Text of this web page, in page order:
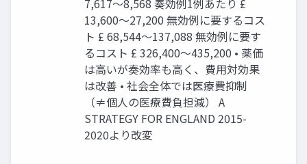
7,617〜8,568 奏効例1例あたり £
13,600〜27,200 無効例に要するコス
ト £ 68,544〜137,088 無効例に要す
るコスト £ 326,400〜435,200 • 薬価
は⾼いが奏効率も⾼く、費⽤対効果
は改善 • 社会全体では医療費抑制
（≠個⼈の医療費負担減） A
STRATEGY FOR ENGLAND 2015-
2020より改変